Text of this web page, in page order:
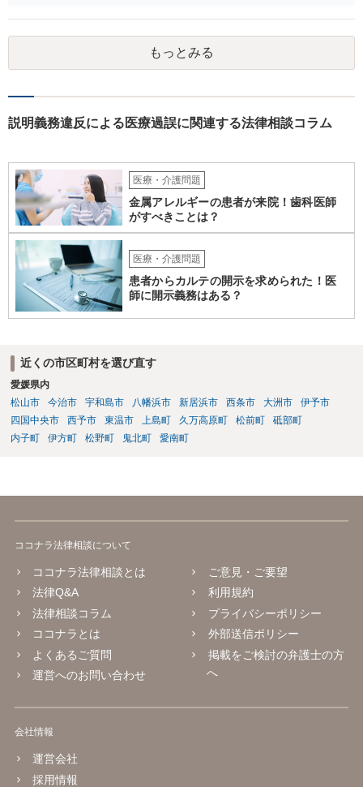
もっとみる
説明義務違反による医療過誤に関連する法律相談コラム
医療・介護問題
金属アレルギーの患者が来院！歯科医師
がすべきことは？
医療・介護問題
患者からカルテの開示を求められた！医
師に開示義務はある？
近くの市区町村を選び直す
愛媛県内
松山市
今治市 宇和島市 八幡浜市 新居浜市 西条市 大洲市
伊予市
四国中央市
西予市 東温市 上島町 久万高原町 松前町
砥部町
内子町
伊方町 松野町 鬼北町 愛南町
ココナラ法律相談について
ココナラ法律相談とは
法律Q&A
法律相談コラム
ココナラとは
よくあるご質問
運営へのお問い合わせ
ご意見・ご要望
利用規約
プライバシーポリシー
外部送信ポリシー
掲載をご検討の弁護士の方
へ
会社情報
運営会社
採用情報